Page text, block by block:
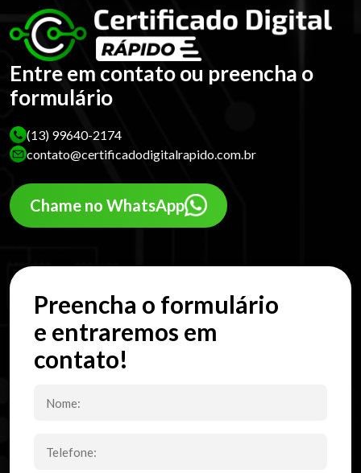
Entre em contato ou preencha o
formulário
(13) 99640-2174
contato@certificadodigitalrapido.com.br
Chame no WhatsApp
Preencha o formulário
e entraremos em
contato!